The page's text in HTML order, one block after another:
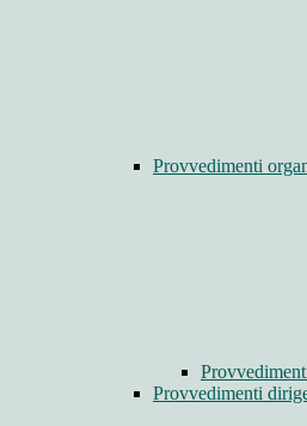
Provvedimenti
Provvedimenti